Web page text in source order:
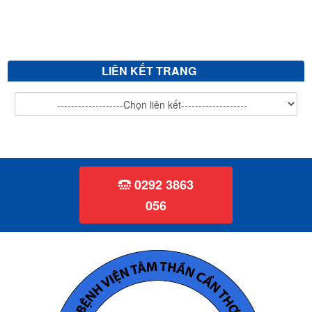
V/v mời chào giá mua sắm văn phòng phẩmLIÊN KẾT TRANG
0292 3863
056